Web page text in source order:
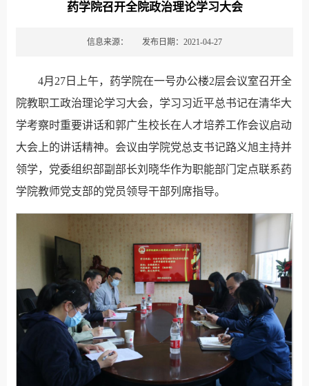
药学院召开全院政治理论学习大会
信息来源： 发布日期：2021-04-27
4月27日上午，药学院在一号办公楼2层会议室召开全
院教职工政治理论学习大会，学习习近平总书记在清华大
学考察时重要讲话和郭广生校长在人才培养工作会议启动
大会上的讲话精神。会议由学院党总支书记路义旭主持并
领学，党委组织部副部长刘晓华作为职能部门定点联系药
学院教师党支部的党员领导干部列席指导。